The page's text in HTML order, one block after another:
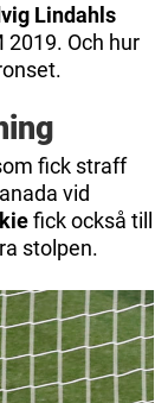
Lindahls
Och hur
fick straff
vid
fick också till
stolpen.